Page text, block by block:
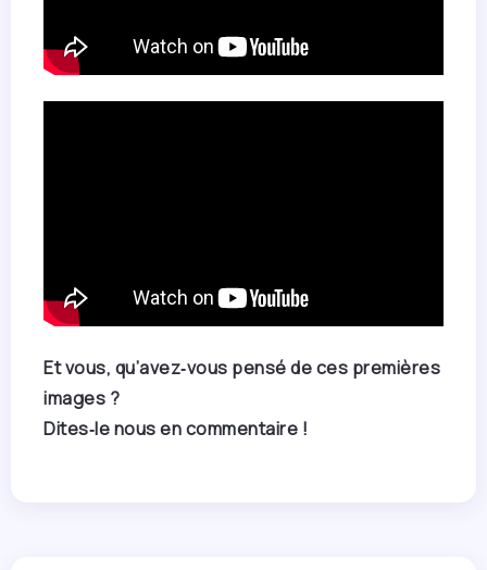
Et vous, qu’avez‑vous pensé de ces premières
images ?
Dites‑le nous en commentaire !